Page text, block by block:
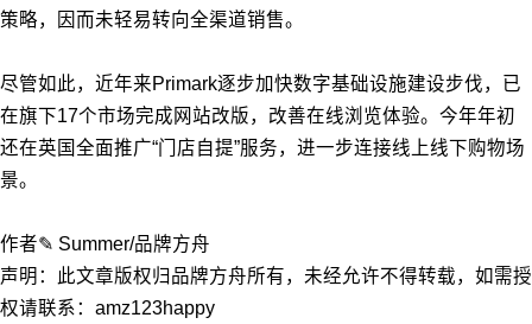
策略，因而未轻易转向全渠道销售。
尽管如此，近年来Primark逐步加快数字基础设施建设步伐，已
在旗下17个市场完成网站改版，改善在线浏览体验。今年年初
还在英国全面推广“门店自提”服务，进一步连接线上线下购物场
景。
作者✎ Summer/品牌方舟
声明：此文章版权归品牌方舟所有，未经允许不得转载，如需授
权请联系：amz123happy